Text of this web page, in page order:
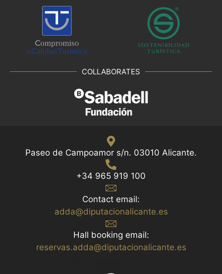
COLLABORATES
Paseo de Campoamor s/n. 03010 Alicante.
+34 965 919 100
Contact email:
adda@diputacionalicante.es
Hall booking email:
reservas.adda@diputacionalicante.es